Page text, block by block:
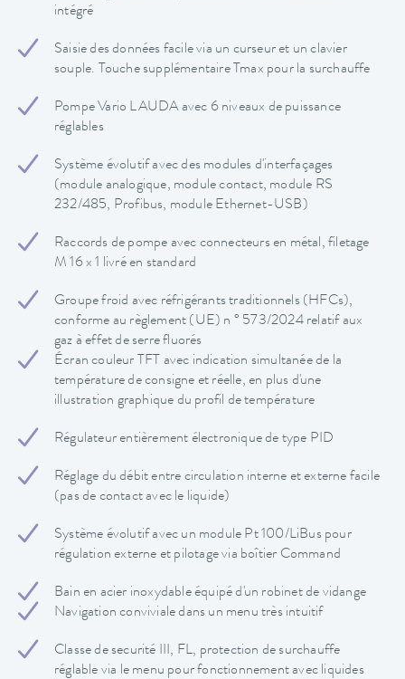
intégré
Saisie des données facile via un curseur et un clavier
souple. Touche supplémentaire Tmax pour la surchauffe
Pompe Vario LAUDA avec 6 niveaux de puissance
réglables
Système évolutif avec des modules d'interfaçages
(module analogique, module contact, module RS
232/485, Profibus, module Ethernet-USB)
Raccords de pompe avec connecteurs en métal, filetage
M 16 x 1 livré en standard
Groupe froid avec réfrigérants traditionnels (HFCs),
conforme au règlement (UE) n ° 573/2024 relatif aux
gaz à effet de serre fluorés
Écran couleur TFT avec indication simultanée de la
température de consigne et réelle, en plus d'une
illustration graphique du profil de température
Régulateur entièrement électronique de type PID
Réglage du débit entre circulation interne et externe facile
(pas de contact avec le liquide)
Système évolutif avec un module Pt 100/LiBus pour
régulation externe et pilotage via boîtier Command
Bain en acier inoxydable équipé d'un robinet de vidange
Navigation conviviale dans un menu très intuitif
Classe de securité III, FL, protection de surchauffe
réglable via le menu pour fonctionnement avec liquides